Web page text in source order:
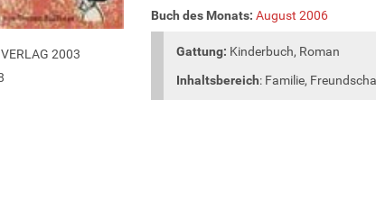
2003
Buch des Monats: August 2006
Gattung: Kinderbuch, Roman
Inhaltsbereich: Familie,